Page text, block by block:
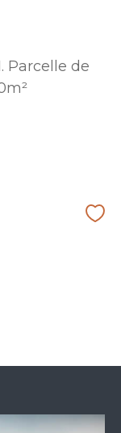
Parcelle de